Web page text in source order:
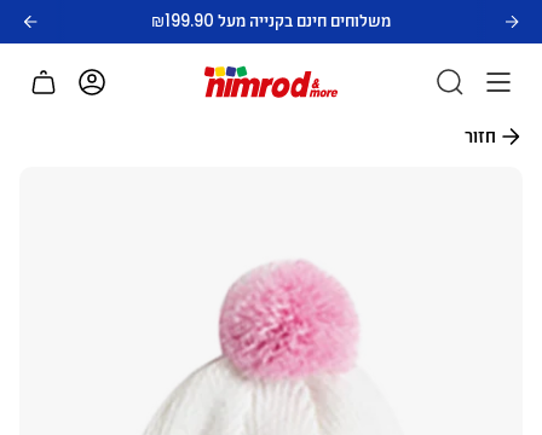
לתוכן
משלוחים חינם בקנייה מעל ₪199.90
חשבון
חזור